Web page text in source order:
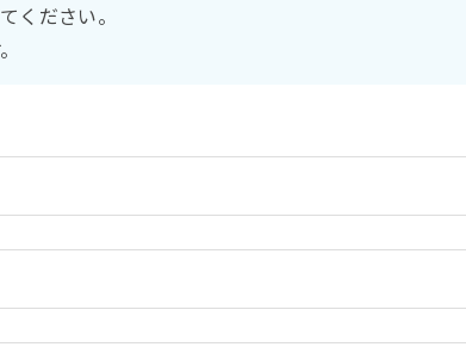
ください。